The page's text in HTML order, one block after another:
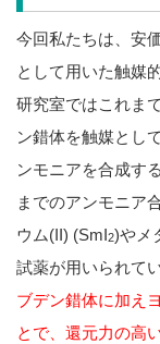
今回私たちは、安
として用いた触媒
研究室ではこれま
ン錯体を触媒とし
ンモニアを合成す
までのアンモニア
ウム(II) (SmI2)やメ
試薬が用いられて
ブデン錯体に加え
とで、還元力の高